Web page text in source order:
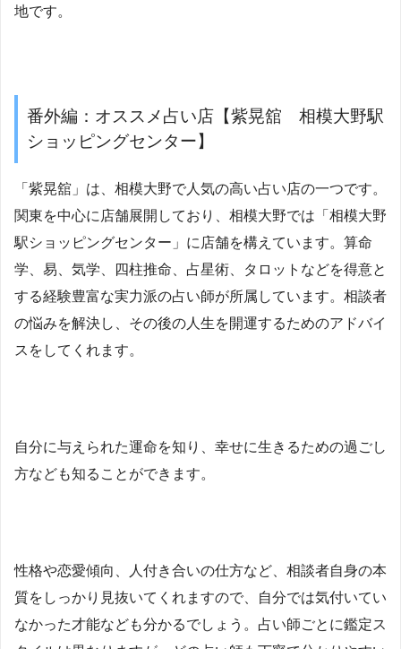
地です。
番外編：オススメ占い店【紫晃舘 相模大野駅
ショッピングセンター】
「紫晃舘」は、相模大野で人気の高い占い店の一つです。
関東を中心に店舗展開しており、相模大野では「相模大野
駅ショッピングセンター」に店舗を構えています。算命
学、易、気学、四柱推命、占星術、タロットなどを得意と
する経験豊富な実力派の占い師が所属しています。相談者
の悩みを解決し、その後の人生を開運するためのアドバイ
スをしてくれます。
自分に与えられた運命を知り、幸せに生きるための過ごし
方なども知ることができます。
性格や恋愛傾向、人付き合いの仕方など、相談者自身の本
質をしっかり見抜いてくれますので、自分では気付いてい
なかった才能なども分かるでしょう。占い師ごとに鑑定ス